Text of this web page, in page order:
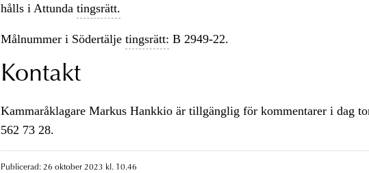
hålls i Attunda tingsrätt.
Målnummer i Södertälje tingsrätt: B 2949-22.
Kontakt
Kammaråklagare Markus Hankkio är tillgänglig för kommentarer i dag
562 73 28.
Publicerad: 26 oktober 2023 kl. 10.46